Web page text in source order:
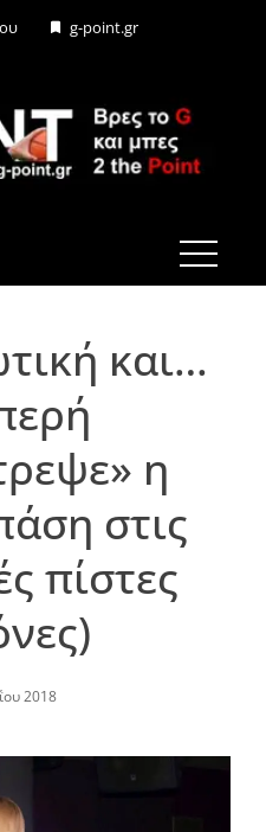
g-point.gr
και…
η
στις
πίστες
2018